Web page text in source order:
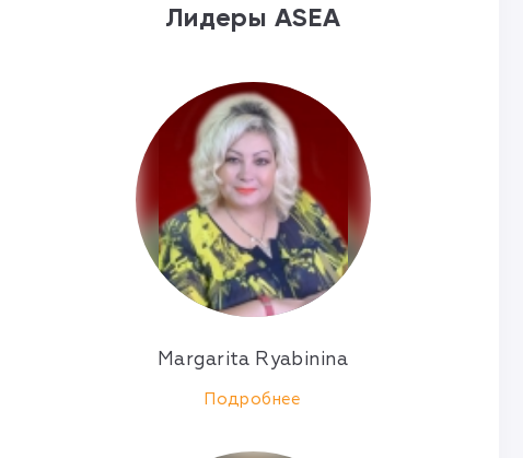
Лидеры ASEA
Margarita Ryabinina
Подробнее